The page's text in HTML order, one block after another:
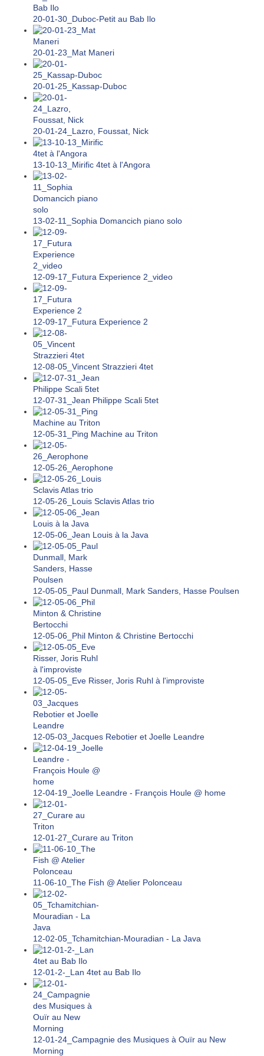
20-01-30_Duboc-Petit au Bab Ilo
20-01-23_Mat Maneri
20-01-25_Kassap-Duboc
20-01-24_Lazro, Foussat, Nick
13-10-13_Mirific 4tet à l'Angora
13-02-11_Sophia Domancich piano solo
12-09-17_Futura Experience 2_video
12-09-17_Futura Experience 2
12-08-05_Vincent Strazzieri 4tet
12-07-31_Jean Philippe Scali 5tet
12-05-31_Ping Machine au Triton
12-05-26_Aerophone
12-05-26_Louis Sclavis Atlas trio
12-05-06_Jean Louis à la Java
12-05-05_Paul Dunmall, Mark Sanders, Hasse Poulsen
12-05-06_Phil Minton & Christine Bertocchi
12-05-05_Eve Risser, Joris Ruhl à l'improviste
12-05-03_Jacques Rebotier et Joelle Leandre
12-04-19_Joelle Leandre - François Houle @ home
12-01-27_Curare au Triton
11-06-10_The Fish @ Atelier Polonceau
12-02-05_Tchamitchian-Mouradian - La Java
12-01-2-_Lan 4tet au Bab Ilo
12-01-24_Campagnie des Musiques à Ouïr au New
Morning